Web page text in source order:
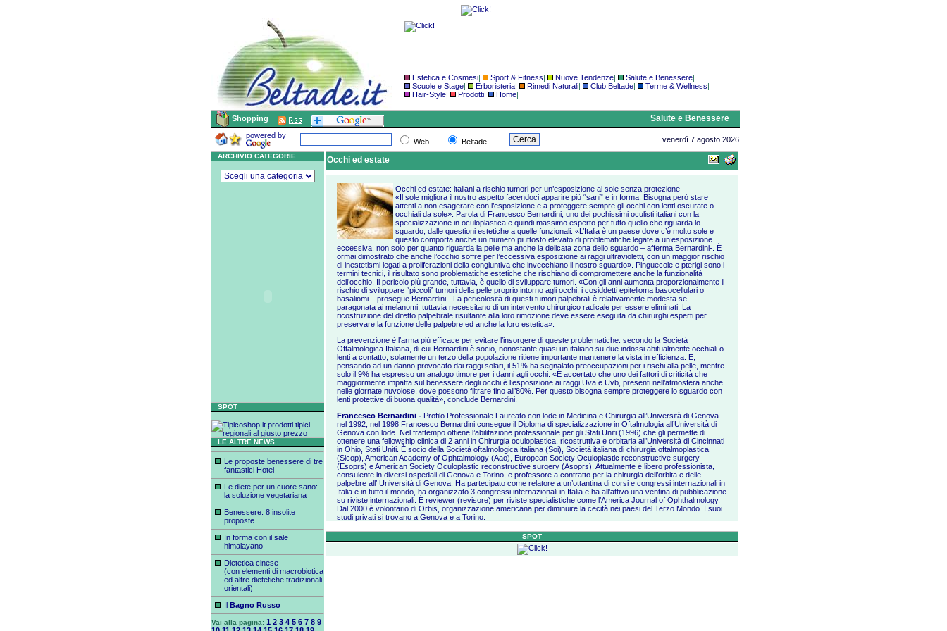
Estetica e Cosmesi| Sport & Fitness| Nuove Tendenze| Salute e Benessere|
Scuole e Stage| Erboristeria| Rimedi Naturali| Club Beltade| Terme & Wellness|
Hair-Style| Prodotti| Home|
Shopping Salute e Benessere
powered by
Web Beltade venerdì 7 agosto 2026
ARCHIVIO CATEGORIE
SPOT
LE ALTRE NEWS
Le proposte benessere di tre
fantastici Hotel
Le diete per un cuore sano:
la soluzione vegetariana
Benessere: 8 insolite
proposte
In forma con il sale
himalayano
Dietetica cinese
(con elementi di macrobiotica
ed altre dietetiche tradizionali
orientali)
Il Bagno Russo
Vai alla pagina: 1 2 3 4 5 6 7 8 9
Occhi ed estate
Occhi ed estate: italiani a rischio tumori per un’esposizione al sole senza protezione
«Il sole migliora il nostro aspetto facendoci apparire più “sani” e in forma. Bisogna però stare
attenti a non esagerare con l’esposizione e a proteggere sempre gli occhi con lenti oscurate o
occhiali da sole». Parola di Francesco Bernardini, uno dei pochissimi oculisti italiani con la
specializzazione in oculoplastica e quindi massimo esperto per tutto quello che riguarda lo
sguardo, dalle questioni estetiche a quelle funzionali. «L’Italia è un paese dove c’è molto sole e
questo comporta anche un numero piuttosto elevato di problematiche legate a un’esposizione
eccessiva, non solo per quanto riguarda la pelle ma anche la delicata zona dello sguardo – afferma Bernardini-. È
ormai dimostrato che anche l’occhio soffre per l’eccessiva esposizione ai raggi ultravioletti, con un maggior rischio
di inestetismi legati a proliferazioni della congiuntiva che invecchiano il nostro sguardo». Pinguecole e pterigi sono i
termini tecnici, il risultato sono problematiche estetiche che rischiano di compromettere anche la funzionalità
dell’occhio. Il pericolo più grande, tuttavia, è quello di sviluppare tumori. «Con gli anni aumenta proporzionalmente il
rischio di sviluppare “piccoli” tumori della pelle proprio intorno agli occhi, i cosiddetti epitelioma basocellulari o
basaliomi – prosegue Bernardini-. La pericolosità di questi tumori palpebrali è relativamente modesta se
paragonata ai melanomi; tuttavia necessitano di un intervento chirurgico radicale per essere eliminati. La
ricostruzione del difetto palpebrale risultante alla loro rimozione deve essere eseguita da chirurghi esperti per
preservare la funzione delle palpebre ed anche la loro estetica».
La prevenzione è l’arma più efficace per evitare l’insorgere di queste problematiche: secondo la Società
Oftalmologica Italiana, di cui Bernardini è socio, nonostante quasi un italiano su due indossi abitualmente occhiali o
lenti a contatto, solamente un terzo della popolazione ritiene importante mantenere la vista in efficienza. E,
pensando ad un danno provocato dai raggi solari, il 51% ha segnalato preoccupazioni per i rischi alla pelle, mentre
solo il 9% ha espresso un analogo timore per i danni agli occhi. «È accertato che uno dei fattori di criticità che
maggiormente impatta sul benessere degli occhi è l’esposizione ai raggi Uva e Uvb, presenti nell’atmosfera anche
nelle giornate nuvolose, dove possono filtrare fino all’80%. Per questo bisogna sempre proteggere lo sguardo con
lenti protettive di buona qualità», conclude Bernardini.
Francesco Bernardini - Profilo Professionale Laureato con lode in Medicina e Chirurgia all’Università di Genova
nel 1992, nel 1998 Francesco Bernardini consegue il Diploma di specializzazione in Oftalmologia all’Università di
Genova con lode. Nel frattempo ottiene l’abilitazione professionale per gli Stati Uniti (1996) che gli permette di
ottenere una fellowship clinica di 2 anni in Chirurgia oculoplastica, ricostruttiva e orbitaria all’Università di Cincinnati
in Ohio, Stati Uniti. È socio della Società oftalmologica italiana (Soi), Società italiana di chirurgia oftalmoplastica
(Sicop), American Academy of Ophtalmology (Aao), European Society Oculoplastic reconstructive surgery
(Esoprs) e American Society Oculoplastic reconstructive surgery (Asoprs). Attualmente è libero professionista,
consulente in diversi ospedali di Genova e Torino, e professore a contratto per la chirurgia dell’orbita e delle
palpebre all’ Università di Genova. Ha partecipato come relatore a un’ottantina di corsi e congressi internazionali in
Italia e in tutto il mondo, ha organizzato 3 congressi internazionali in Italia e ha all’attivo una ventina di pubblicazione
su riviste internazionali. È reviewer (revisore) per riviste specialistiche come l’America Journal of Ophthalmology.
Dal 2000 è volontario di Orbis, organizzazione americana per diminuire la cecità nei paesi del Terzo Mondo. I suoi
studi privati si trovano a Genova e a Torino.
SPOT